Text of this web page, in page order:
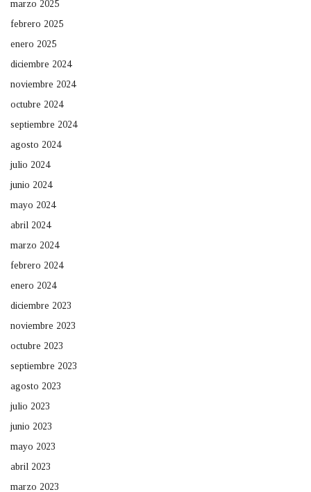
marzo 2025
febrero 2025
enero 2025
diciembre 2024
noviembre 2024
octubre 2024
septiembre 2024
agosto 2024
julio 2024
junio 2024
mayo 2024
abril 2024
marzo 2024
febrero 2024
enero 2024
diciembre 2023
noviembre 2023
octubre 2023
septiembre 2023
agosto 2023
julio 2023
junio 2023
mayo 2023
abril 2023
marzo 2023